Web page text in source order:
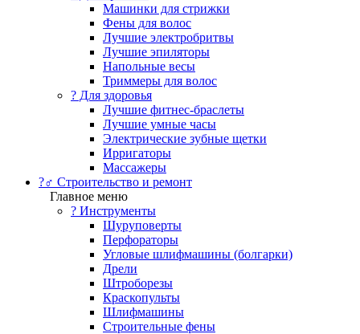
Машинки для стрижки
Фены для волос
Лучшие электробритвы
Лучшие эпиляторы
Напольные весы
Триммеры для волос
? Для здоровья
Лучшие фитнес-браслеты
Лучшие умные часы
Электрические зубные щетки
Ирригаторы
Массажеры
?‍♂️ Строительство и ремонт
Главное меню
?️ Инструменты
Шуруповерты
Перфораторы
Угловые шлифмашины (болгарки)
Дрели
Штроборезы
Краскопульты
Шлифмашины
Строительные фены